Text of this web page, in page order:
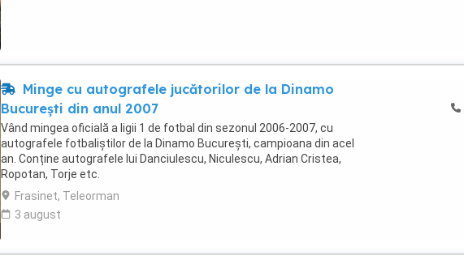
Minge cu autografele jucătorilor de la Dinamo
București din anul 2007
Vând mingea oficială a ligii 1 de fotbal din sezonul 2006-2007, cu
autografele fotbaliștilor de la Dinamo București, campioana din acel
an. Conține autografele lui Danciulescu, Niculescu, Adrian Cristea,
Ropotan, Torje etc.
Frasinet, Teleorman
3 august